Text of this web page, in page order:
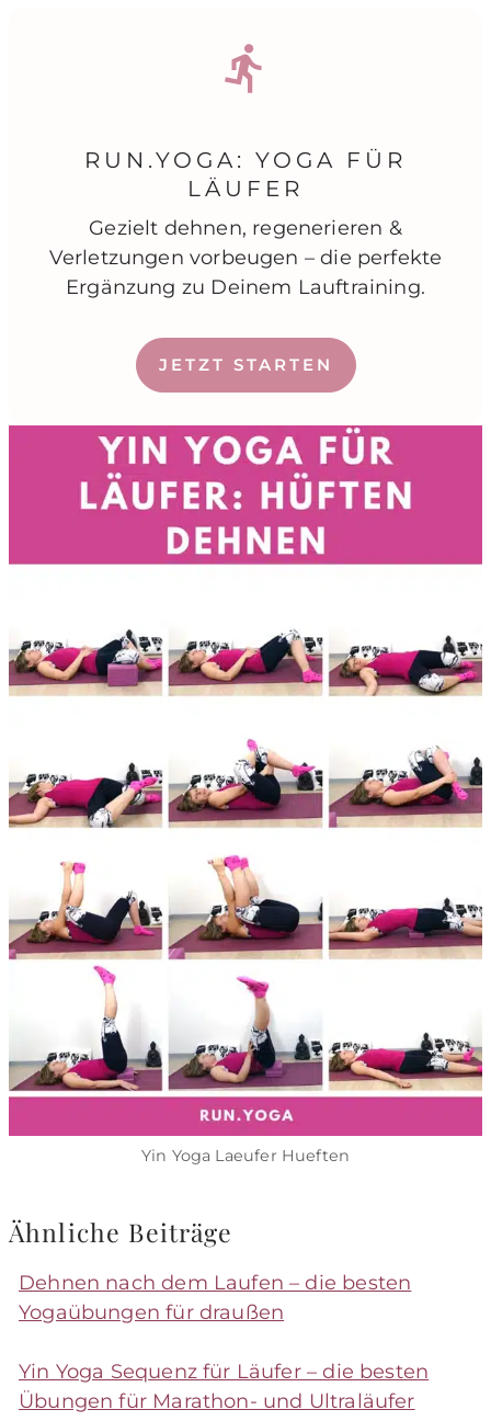
RUN.YOGA: YOGA FÜR
LÄUFER
Gezielt dehnen, regenerieren &
Verletzungen vorbeugen – die perfekte
Ergänzung zu Deinem Lauftraining.
JETZT STARTEN
Yin Yoga Laeufer Hueften
Ähnliche Beiträge
Dehnen nach dem Laufen – die besten
Yogaübungen für draußen
Yin Yoga Sequenz für Läufer – die besten
Übungen für Marathon- und Ultraläufer